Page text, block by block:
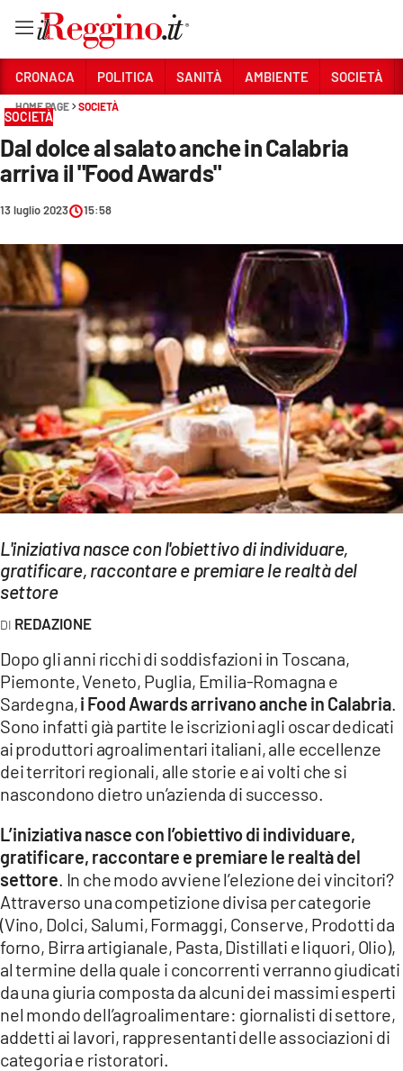
Sezioni
CRONACA
AMBIENTE
SOCIETÀ
CULTURA
ECONOMIA E LAVORO
EVENTI
SPORT
Streaming
LAC TV
LAC NETWORK
LAC ONAIR
Network
LACPLAY.IT
LACTV.IT
LACONAIR.IT
LACITYMAG.IT
ILREGGINO.IT
COSENZACHANNEL.IT
ILVIBONESE.IT
CATANZAROCHANNEL.IT
LACAPITALENEWS.IT
CRONACA POLITICA SANITÀ AMBIENTE SOCIETÀ
HOME PAGE SOCIETÀ
SOCIETÀ
Dal dolce al salato anche in Calabria
arriva il "Food Awards"
13 luglio 2023 15:58
L'iniziativa nasce con l'obiettivo di individuare,
gratificare, raccontare e premiare le realtà del
settore
REDAZIONE
Dopo gli anni ricchi di soddisfazioni in Toscana,
Piemonte, Veneto, Puglia, Emilia-Romagna e
Sardegna,i Food Awards arrivano anche in Calabria
Sono infatti già partite le iscrizioni agli oscar dedicati
ai produttori agroalimentari italiani, alle eccellenze
dei territori regionali, alle storie e ai volti che si
nascondono dietro un’azienda di successo.
L’iniziativa nasce con l’obiettivo di individuare,
gratificare, raccontare e premiare le realtà del
settore . In che modo avviene l’elezione dei vincitori?
Attraverso una competizione divisa per categorie
(Vino, Dolci, Salumi, Formaggi, Conserve, Prodotti da
forno, Birra artigianale, Pasta, Distillati e liquori, Olio),
al termine della quale i concorrenti verranno giudicati
da una giuria composta da alcuni dei massimi esperti
nel mondo dell’agroalimentare: giornalisti di settore,
addetti ai lavori, rappresentanti delle associazioni di
categoria e ristoratori.